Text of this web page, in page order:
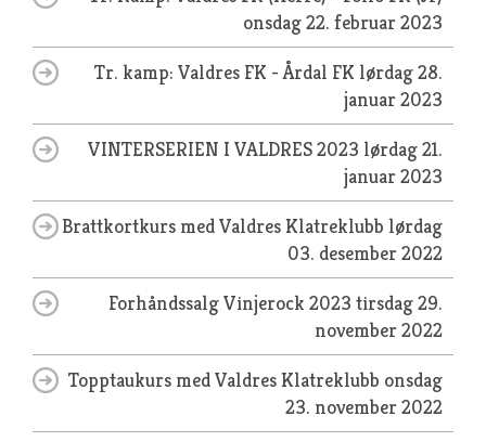
onsdag 22. februar 2023
Tr. kamp: Valdres FK - Årdal FK lørdag 28.
januar 2023
VINTERSERIEN I VALDRES 2023 lørdag 21.
januar 2023
Brattkortkurs med Valdres Klatreklubb lørdag
03. desember 2022
Forhåndssalg Vinjerock 2023 tirsdag 29.
november 2022
Topptaukurs med Valdres Klatreklubb onsdag
23. november 2022